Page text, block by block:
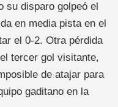
su disparo golpeó el
en media pista en el
el 0-2. Otra pérdida
tercer gol visitante,
de atajar para
gaditano en la